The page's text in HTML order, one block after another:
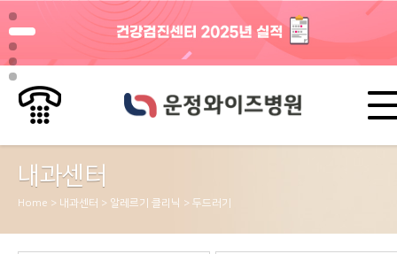
내과센터
Home > 내과센터 > 알레르기 클리닉 > 두드러기